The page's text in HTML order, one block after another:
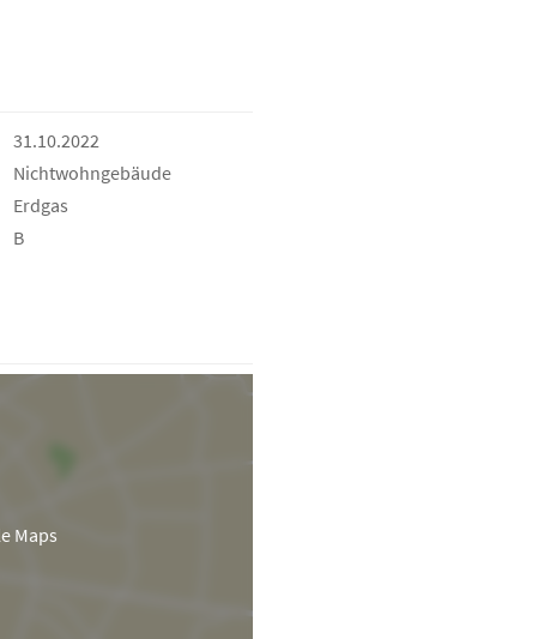
31.10.2022
Nichtwohngebäude
Erdgas
B
Maps